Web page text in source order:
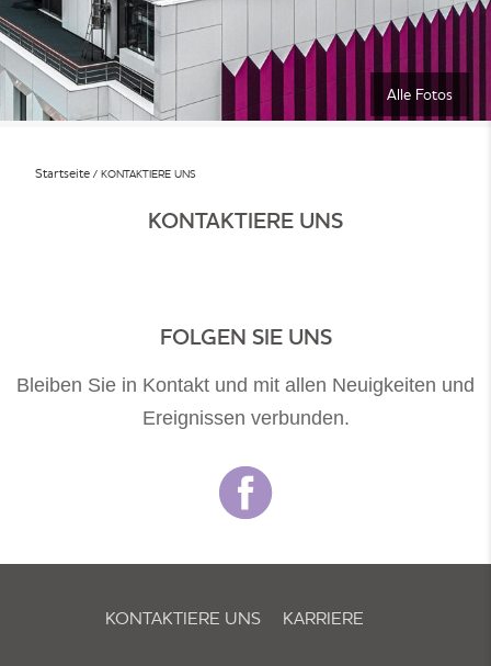
Alle Fotos
Startseite KONTAKTIERE UNS
KONTAKTIERE UNS
FOLGEN SIE UNS
Bleiben Sie in Kontakt und mit allen Neuigkeiten und
Ereignissen verbunden.
KONTAKTIERE UNS KARRIERE